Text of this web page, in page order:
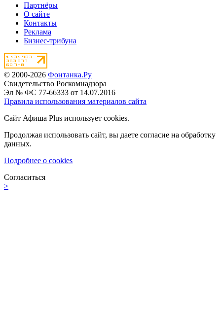
Партнёры
О сайте
Контакты
Реклама
Бизнес-трибуна
© 2000-2026 Фонтанка.Ру
Свидетельство Роскомнадзора
Эл № ФС 77-66333 от 14.07.2016
Правила использования материалов сайта
Сайт Афиша Plus использует cookies.
Продолжая использовать сайт, вы даете согласие на обработку
данных.
Подробнее о cookies
Согласиться
>